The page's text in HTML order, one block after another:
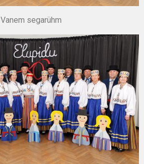
Vanem segarühm